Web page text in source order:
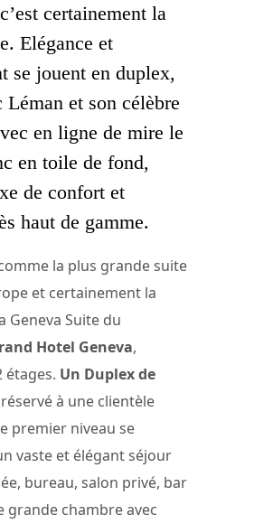
certainement la
Elégance et
se jouent en duplex,
Léman et son célèbre
en ligne de mire le
en toile de fond,
de confort et
haut de gamme.
la plus grande suite
et certainement la
Geneva Suite du
Hotel Geneva,
étages. Un Duplex de
à une clientèle
premier niveau se
vaste et élégant séjour
bureau, salon privé, bar
grande chambre avec